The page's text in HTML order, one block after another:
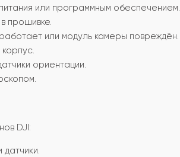
или программным обеспечением.
прошивке.
или модуль камеры повреждён.
ориентации.
DJI: